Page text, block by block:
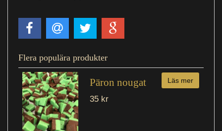
Flera populära produkter
Päron nougat
35 kr
Läs mer